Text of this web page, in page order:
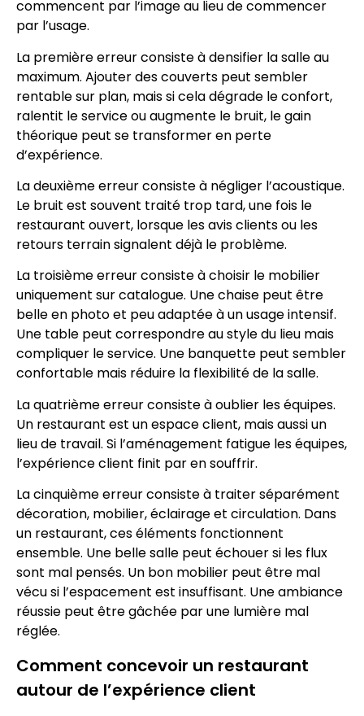
commencent par l’image au lieu de commencer
par l’usage.
La première erreur consiste à densifier la salle au
maximum. Ajouter des couverts peut sembler
rentable sur plan, mais si cela dégrade le confort,
ralentit le service ou augmente le bruit, le gain
théorique peut se transformer en perte
d’expérience.
La deuxième erreur consiste à négliger l’acoustique.
Le bruit est souvent traité trop tard, une fois le
restaurant ouvert, lorsque les avis clients ou les
retours terrain signalent déjà le problème.
La troisième erreur consiste à choisir le mobilier
uniquement sur catalogue. Une chaise peut être
belle en photo et peu adaptée à un usage intensif.
Une table peut correspondre au style du lieu mais
compliquer le service. Une banquette peut sembler
confortable mais réduire la flexibilité de la salle.
La quatrième erreur consiste à oublier les équipes.
Un restaurant est un espace client, mais aussi un
lieu de travail. Si l’aménagement fatigue les équipes,
l’expérience client finit par en souffrir.
La cinquième erreur consiste à traiter séparément
décoration, mobilier, éclairage et circulation. Dans
un restaurant, ces éléments fonctionnent
ensemble. Une belle salle peut échouer si les flux
sont mal pensés. Un bon mobilier peut être mal
vécu si l’espacement est insuffisant. Une ambiance
réussie peut être gâchée par une lumière mal
réglée.
Comment concevoir un restaurant
autour de l’expérience client